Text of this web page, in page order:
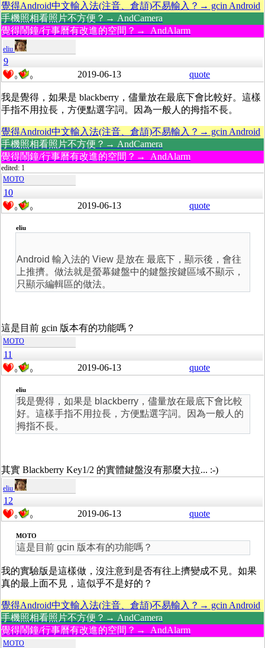
覺得Android中文輸入法(注音、倉頡)不易輸入？→ gcin Android
手機照相看照片不方便？→ AndCamera
覺得鬧鐘/行事曆有改進的空間？→ AndAlarm
eliu
9
0 0 2019-06-13 quote
我是覺得，如果是 blackberry，儘量放在最底下會比較好。這樣
手指不用拉長，方便點選字詞。因為一般人的拇指不長。
覺得Android中文輸入法(注音、倉頡)不易輸入？→ gcin Android
手機照相看照片不方便？→ AndCamera
覺得鬧鐘/行事曆有改進的空間？→ AndAlarm
edited: 1
MOTO
10
0 0 2019-06-13 quote
eliu
Android 輸入法的 View 是放在 最底下，顯示後，會往
上推擠。做法就是螢幕鍵盤中的鍵盤按鍵區域不顯示，
只顯示編輯區的做法。
這是目前 gcin 版本有的功能嗎？
MOTO
11
0 0 2019-06-13 quote
eliu
我是覺得，如果是 blackberry，儘量放在最底下會比較
好。這樣手指不用拉長，方便點選字詞。因為一般人的
拇指不長。
其實 Blackberry Key1/2 的實體鍵盤沒有那麼大拉... :-)
eliu
12
0 0 2019-06-13 quote
MOTO
這是目前 gcin 版本有的功能嗎？
我的實驗版是這樣做，沒注意到是否有往上擠變成不見。如果
真的最上面不見，這似乎不是好的？
覺得Android中文輸入法(注音、倉頡)不易輸入？→ gcin Android
手機照相看照片不方便？→ AndCamera
覺得鬧鐘/行事曆有改進的空間？→ AndAlarm
MOTO